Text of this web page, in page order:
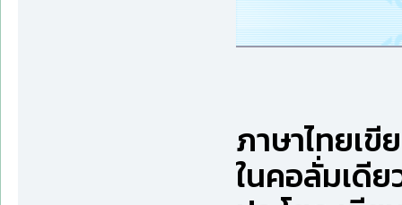
ภาษาไทยเขี
ในคอลั่มเดีย